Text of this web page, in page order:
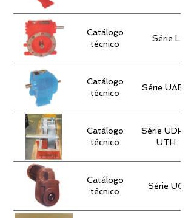
Catálogo
técnico
Série L
Catálogo
técnico
Série UABD
Catálogo
técnico
Série UDH e
UTH
Catálogo
técnico
Série UG